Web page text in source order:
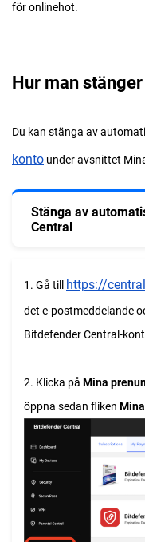
för onlinehot.
Hur man
Du kan stänga av
konto under avsnittet
Stänga av
Central
1. Gå till https://
det e-postmeddelande
Bitdefender Central-
2. Klicka på Mina
öppna sedan fliken